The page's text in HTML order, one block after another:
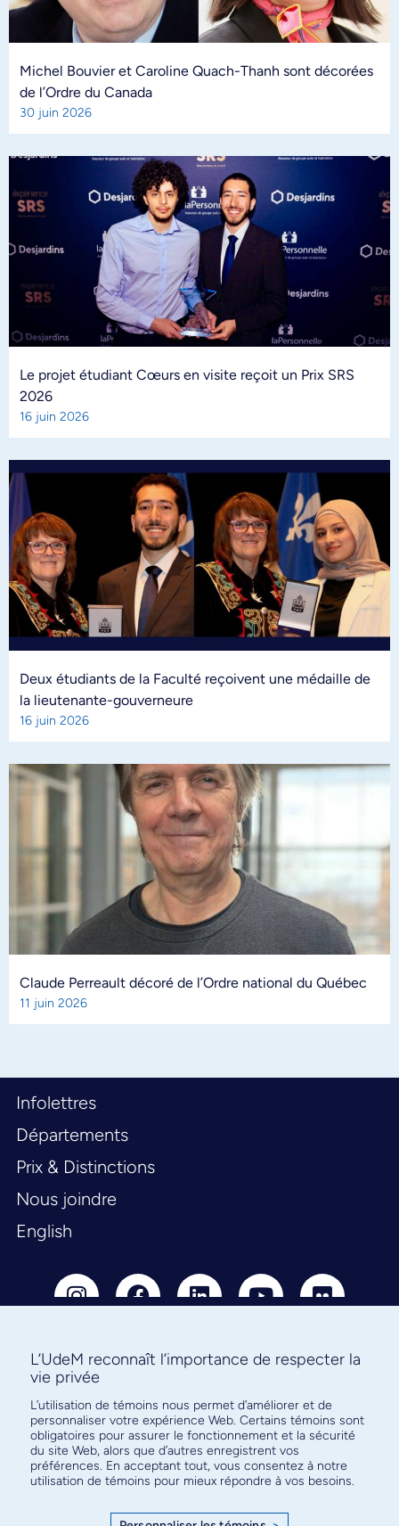
Michel Bouvier et Caroline Quach-Thanh sont décorées
de l’Ordre du Canada
30 juin 2026
Le projet étudiant Cœurs en visite reçoit un Prix SRS
2026
16 juin 2026
Deux étudiants de la Faculté reçoivent une médaille de
la lieutenante-gouverneure
16 juin 2026
Claude Perreault décoré de l’Ordre national du Québec
11 juin 2026
Infolettres
Départements
Prix & Distinctions
Nous joindre
English
Abonnez-vous à notre infolettre
pour connaître l’actualité facultaire
L’UdeM reconnaît l’importance de respecter la
vie privée
L’utilisation de témoins nous permet d’améliorer et de
personnaliser votre expérience Web. Certains témoins sont
obligatoires pour assurer le fonctionnement et la sécurité
du site Web, alors que d’autres enregistrent vos
préférences. En acceptant tout, vous consentez à notre
utilisation de témoins pour mieux répondre à vos besoins.